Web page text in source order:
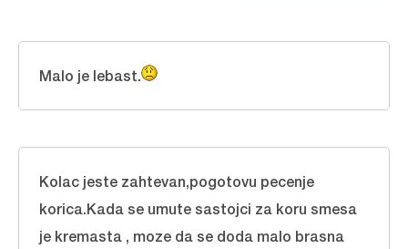
Malo je lebast.
Kolac jeste zahtevan,pogotovu pecenje
korica.Kada se umute sastojci za koru smesa
je kremasta , moze da se doda malo brasna